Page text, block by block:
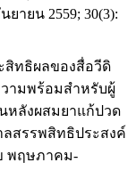
ายน 2559; 30(3):
สิทธิผลของสื่อวีดิ
ามพร้อมสำหรับผู้
หลังผสมยาแก้ปวด
สรรพสิทธิประสงค์
พฤษภาคม-